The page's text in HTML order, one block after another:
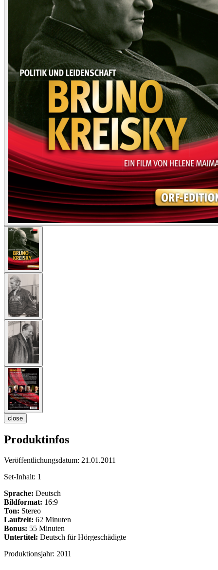
close
Produktinfos
Veröffentlichungsdatum: 21.01.2011
Set-Inhalt: 1
Sprache: Deutsch
Bildformat: 16:9
Ton: Stereo
Laufzeit: 62 Minuten
Bonus: 55 Minuten
Untertitel: Deutsch für Hörgeschädigte
Produktionsjahr: 2011